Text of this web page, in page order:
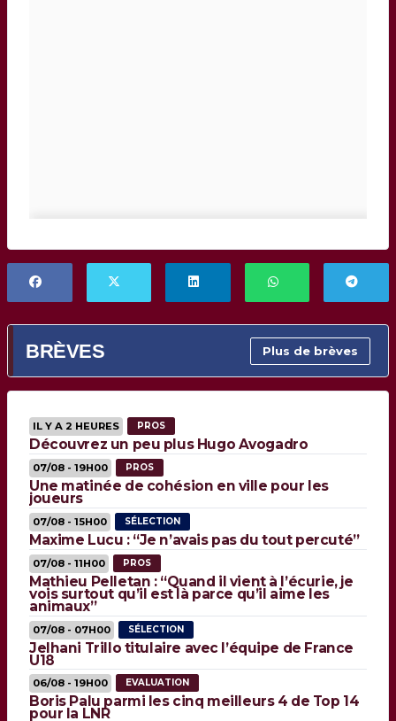
BRÈVES Plus de brèves
IL Y A 2 HEURES PROS
Découvrez un peu plus Hugo Avogadro
07/08 - 19H00 PROS
Une matinée de cohésion en ville pour les
joueurs
07/08 - 15H00 SÉLECTION
Maxime Lucu : “Je n’avais pas du tout percuté”
07/08 - 11H00 PROS
Mathieu Pelletan : “Quand il vient à l’écurie, je
vois surtout qu’il est là parce qu’il aime les
animaux”
07/08 - 07H00 SÉLECTION
Jelhani Trillo titulaire avec l’équipe de France
U18
06/08 - 19H00 EVALUATION
Boris Palu parmi les cinq meilleurs 4 de Top 14
pour la LNR